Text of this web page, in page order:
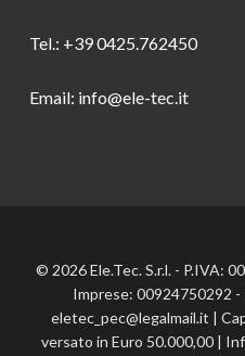
Tel.: +39 0425.762450
Email: info@ele-tec.it
© 2026 Ele.Tec. S.r.l. - P.IVA:
Imprese: 00924750292 -
eletec_pec@legalmail.it |
versato in Euro 50.000,00 |